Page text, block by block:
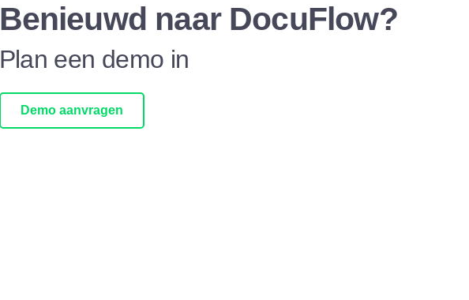
Benieuwd naar DocuFlow?
Plan een demo in
Demo aanvragen